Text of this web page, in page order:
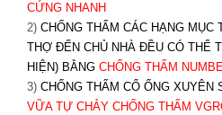
CỨNG NHANH
2) CHỐNG THẤM CÁC HẠNG
THỢ ĐẾN CHỦ NHÀ ĐỀU CÓ THỂ
HIỆN) BẰNG CHỐNG THẤM
3) CHỐNG THẤM CỔ ỐNG XUYÊN
VỮA TỰ CHẢY CHỐNG THẤM